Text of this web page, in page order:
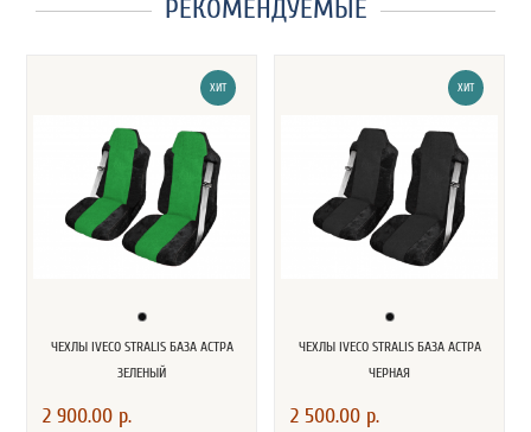
РЕКОМЕНДУЕМЫЕ
ХИТ
ЧЕХЛЫ IVECO STRALIS БАЗА АСТРА
ЗЕЛЕНЫЙ
2 900.00 р.
ХИТ
ЧЕХЛЫ IVECO STRALIS БАЗА АСТРА
ЧЕРНАЯ
2 500.00 р.